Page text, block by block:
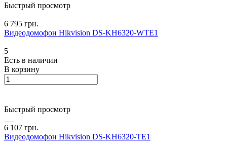
Быстрый просмотр
6 795 грн.
Видеодомофон Hikvision DS-KH6320-WTE1
5
Есть в наличии
В корзину
Быстрый просмотр
6 107 грн.
Видеодомофон Hikvision DS-KH6320-TE1